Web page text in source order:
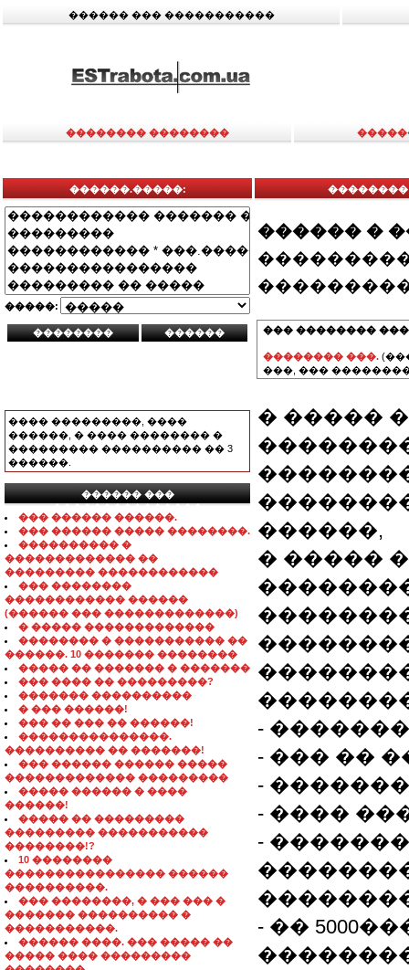
������ ��� �����������
�������� ��������
������.�����:
�����:
���� ���������, ����
������, � ���� �������� �
��������� ���������� �� 3
������.
������ ���
���������������
��� ������ ������.
��� ������ ����� ��������.
���������� �
������������� ��
��������� ������������
��� ��������
������������ ������
(������ ��� �������������)
� ����� �������������
�������� � ����������� ��
������. 10 ������� ��������
����� �� ������� � �������
��� ���� �� ���������?
������� ����������
� ��� ������!
��� �� ��� �� ������!
���������������.
���������� �� �������!
��� ������ ������ �����
������������� ���������
����� ������ � ����
������!
����� �� ���������
��������� �����������
��������!?
10 ��������
���������������� ������
����������.
��� ��������, � ��� ��� �
������� ���������� �
�����������.
������ ����. ��� ����� ��
����� ���� ���������
������ �
��� ��������
�������� ���.
���, ���
� �����
������,
� �����
- �������
- ��� ��
-
- ����
-
- ��